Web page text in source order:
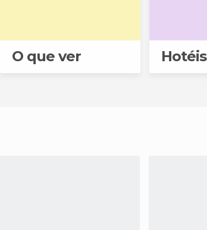
O que ver Hotéis